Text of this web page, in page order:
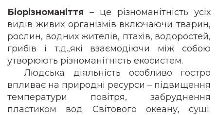
Біорізноманіття – це різноманітність усіх
видів живих організмів включаючи тварин,
рослин, водних жителів, птахів, водоростей,
грибів і т.д.,які взаємодіючи між собою
утворюють різноманітність екосистем.
Людська діяльність особливо гостро
впливає на природні ресурси – підвищення
температури повітря, забруднення
пластиком вод Світового океану, суші;